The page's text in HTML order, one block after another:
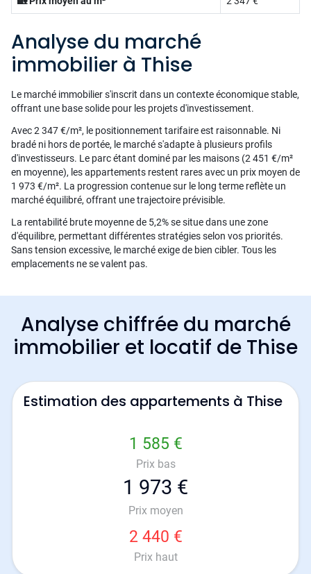
Analyse du marché
immobilier à Thise
Le marché immobilier s'inscrit dans un contexte économique stable,
offrant une base solide pour les projets d'investissement.
Avec 2 347 €/m², le positionnement tarifaire est raisonnable. Ni
bradé ni hors de portée, le marché s'adapte à plusieurs profils
d'investisseurs. Le parc étant dominé par les maisons (2 451 €/m²
en moyenne), les appartements restent rares avec un prix moyen de
1 973 €/m². La progression contenue sur le long terme reflète un
marché équilibré, offrant une trajectoire prévisible.
La rentabilité brute moyenne de 5,2% se situe dans une zone
d'équilibre, permettant différentes stratégies selon vos priorités.
Sans tension excessive, le marché exige de bien cibler. Tous les
emplacements ne se valent pas.
Analyse chiffrée du marché
immobilier et locatif de Thise
Estimation des appartements à Thise
1 585 €
Prix bas
1 973 €
Prix moyen
2 440 €
Prix haut